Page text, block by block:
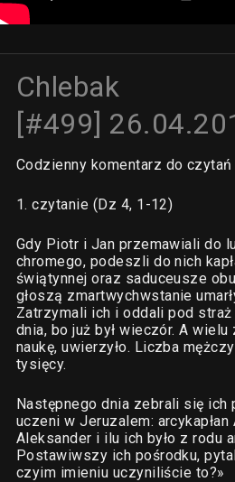
Chlebak
[#499]
Codzienny komentarz do
1. czytanie (Dz 4, 1-12)
Gdy Piotr i Jan przemawiali do
chromego, podeszli do nich
świątynnej oraz saduceusze
głoszą zmartwychwstanie
Zatrzymali ich i oddali pod straż
dnia, bo już był wieczór. A
naukę, uwierzyło. Liczba
tysięcy.
Następnego dnia zebrali się ich
uczeni w Jeruzalem:
Aleksander i ilu ich było z rodu
Postawiwszy ich pośrodku,
czyim imieniu uczyniliście to?»